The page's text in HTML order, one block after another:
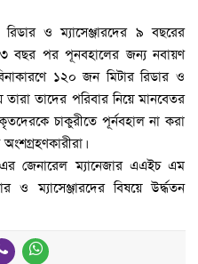
ও ম্যাসেঞ্জারদের ৯ বছরের
৩ বছর পর পূনবহালের জন্য নবায়ণ
১২০ জন মিটার রিডার ও
তারা তাদের পরিবার নিয়ে মানবেতর
চাকুরীতে পূর্নবহাল না করা
এর জেনারেল ম্যানেজার এএইচ এম
ম্যাসেঞ্জারদের বিষয়ে উর্দ্ধতন